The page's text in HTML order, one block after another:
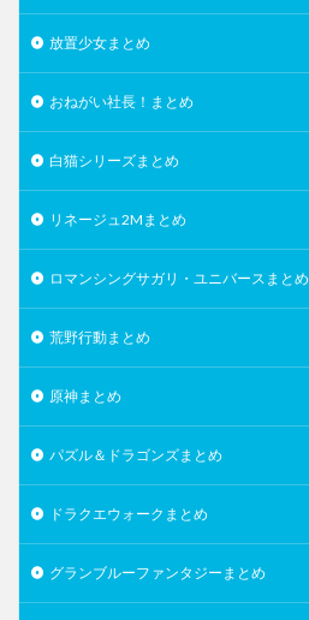
放置少女まとめ
おねがい社長！まとめ
白猫シリーズまとめ
リネージュ2Mまとめ
ロマンシングサガリ・ユニバースまとめ
荒野行動まとめ
原神まとめ
パズル＆ドラゴンズまとめ
ドラクエウォークまとめ
グランブルーファンタジーまとめ